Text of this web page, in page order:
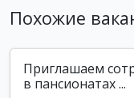
Похожие
Приглашаем
в пансионатах ...